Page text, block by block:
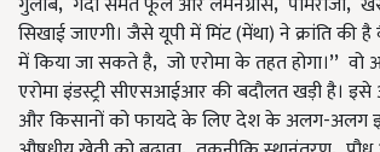
सिखाई जाएगी। जैसे यूपी में मिंट (मेंथा) ने क्रांति
में किया जा सकते है, जो एरोमा के तहत होगा।” वो
एरोमा इंडस्ट्री सीएसआईआर की बदौलत खड़ी है।
और किसानों को फायदे के लिए देश के अलग-अलग